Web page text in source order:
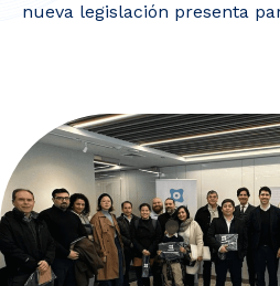
CAM Santiago
Unidades de Servicios
nueva legislación presenta